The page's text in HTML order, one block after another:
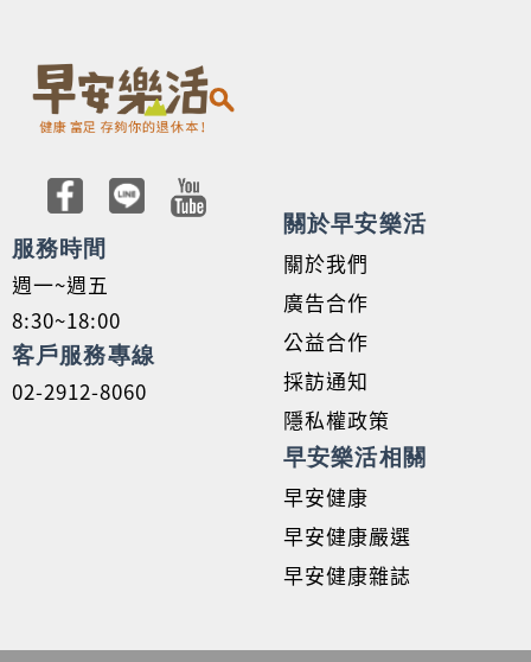
服務時間
週一~週五
8:30~18:00
客戶服務專線
02-2912-8060
關於早安樂活
關於我們
廣告合作
公益合作
採訪通知
隱私權政策
早安樂活相關
早安健康
早安健康嚴選
早安健康雜誌